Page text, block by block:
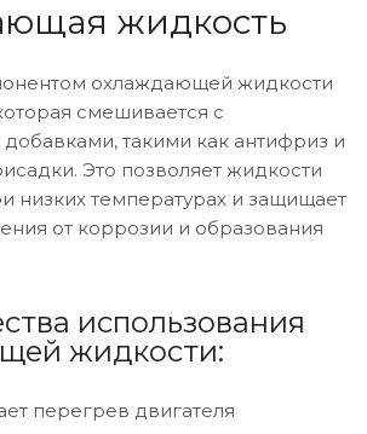
жидкость
охлаждающей жидкости
смешивается с
такими как антифриз и
Это позволяет жидкости
низких температурах и защищает
от коррозии и образования
использования
жидкости:
перегрев двигателя